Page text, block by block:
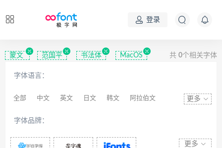
登录
蒙文 范国平 书法体 MacOS 共 0个相关字体
字体语言：
全部 中文 英文 日文 韩文 阿拉伯文
拉丁文 八思巴文
更多
字体品牌：
更多